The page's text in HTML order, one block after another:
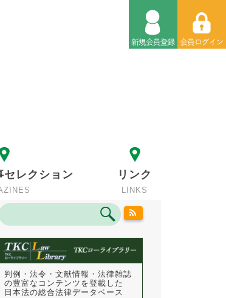
セレクション リンク
LINKS
判例・法令・文献情報・法律雑誌
の豊富なコンテンツを登載した
日本法の総合法律データベース